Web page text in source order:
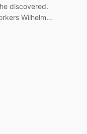
discovered.
Wilhelm…